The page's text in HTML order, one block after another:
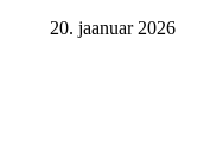
20. jaanuar 2026